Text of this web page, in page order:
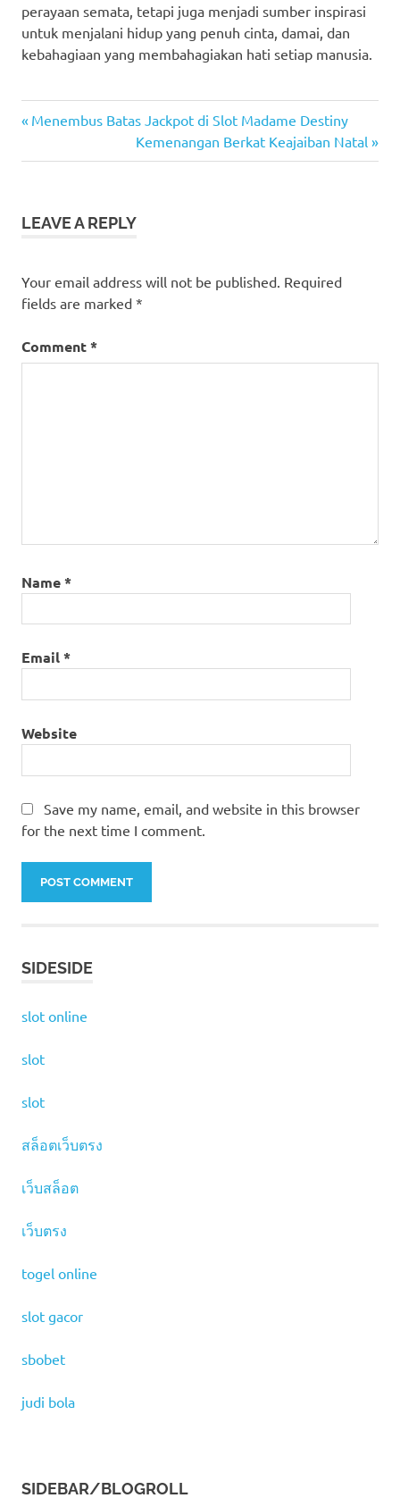
perayaan semata, tetapi juga menjadi sumber inspirasi
untuk menjalani hidup yang penuh cinta, damai, dan
kebahagiaan yang membahagiakan hati setiap manusia.
slot
online
Post
navigation
Previous
Menembus Batas Jackpot di Slot Madame Destiny
Next
Post:
Kemenangan Berkat Keajaiban Natal
LEAVE A REPLY
Your email address will not be published. Required
fields are marked *
Comment*
Name*
Email*
Website
Save my name, email, and website in this browser
for the next time I comment.
SIDESIDE
slot online
slot
slot
สล็อตเว็บตรง
เว็บสล็อต
เว็บตรง
togel online
slot gacor
sbobet
judi bola
SIDEBAR/BLOGROLL